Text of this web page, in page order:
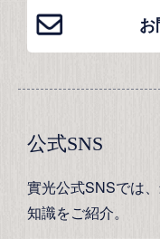
公式SNS
實光公式SNSでは
知識をご紹介。